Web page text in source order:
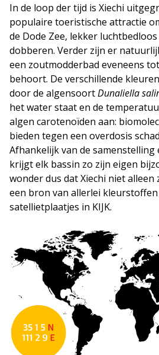
In de loop der tijd is Xiechi
populaire toeristische attractie
de Dode Zee, lekker
dobberen. Verder zijn er
een zoutmodderbad eveneens
behoort. De verschillende
door de algensoortDunaliella
het water staat en de
algen carotenoïden aan:
bieden tegen een overdosis
Afhankelijk van de
krijgt elk bassin zo zijn eigen
wonder dus dat Xiechi niet
een bron van allerlei kleurstoffen
satellietplaatjes in KIJK.